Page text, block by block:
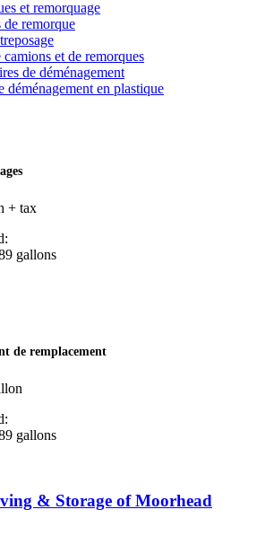
et remorquage
de remorque
camions et de remorques
de déménagement
déménagement en plastique
+ tax
gallons
de remplacement
gallons
& Storage of Moorhead